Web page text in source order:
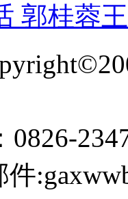
郭桂蓉
0826-